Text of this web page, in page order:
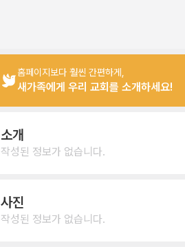
홈페이지보다 훨씬 간편하게,
새가족에게 우리 교회를 소개하세요!
소개
작성된 정보가 없습니다.
사진
작성된 정보가 없습니다.